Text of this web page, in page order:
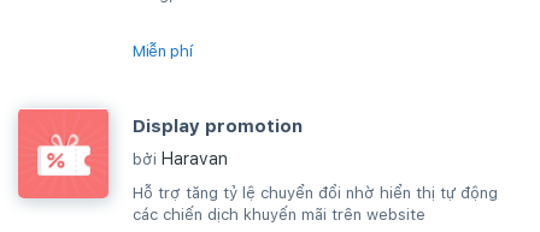
Miễn phí
Display promotion
bởi Haravan
Hỗ trợ tăng tỷ lệ chuyển đổi nhờ hiển thị tự động
các chiến dịch khuyến mãi trên website